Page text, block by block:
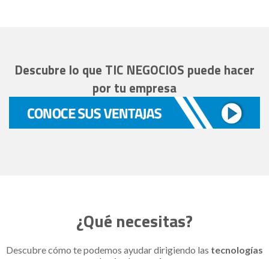
Descubre lo que TIC NEGOCIOS puede hacer
por tu empresa
¿Qué necesitas?
Descubre cómo te podemos ayudar dirigiendo las tecnologías